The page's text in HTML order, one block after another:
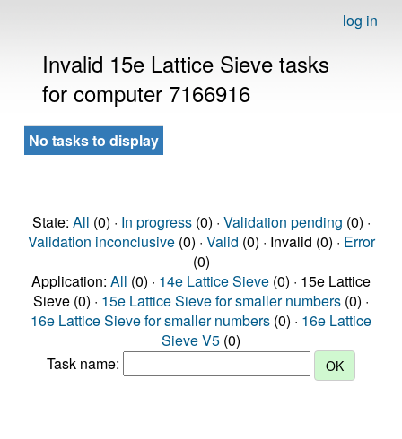
log in
Invalid 15e Lattice Sieve tasks
for computer 7166916
No tasks to display
State: All (0) · In progress(0) · Validation pending (0) ·
Validation inconclusive(0) · Valid (0) · Invalid (0) · Error
(0)
Application: All (0) · 14e Lattice Sieve (0) · 15e Lattice
Sieve (0) · 15e Lattice Sieve for smaller numbers (0) ·
16e Lattice Sieve for smaller numbers (0) · 16e Lattice
Sieve V5 (0)
Task name: